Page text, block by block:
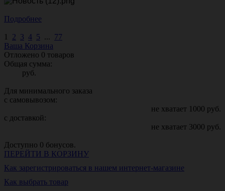
Подробнее
1 2 3 4 5 ... 77
Ваша Корзина
Отложено 0 товаров
Общая сумма:
руб.
Для минимального заказа
с самовывозом:
не хватает 1000 руб.
с доставкой:
не хватает 3000 руб.
Доступно 0 бонусов.
ПЕРЕЙТИ В КОРЗИНУ
Как зарегистрироваться в нашем интернет-магазине
Как выбрать товар